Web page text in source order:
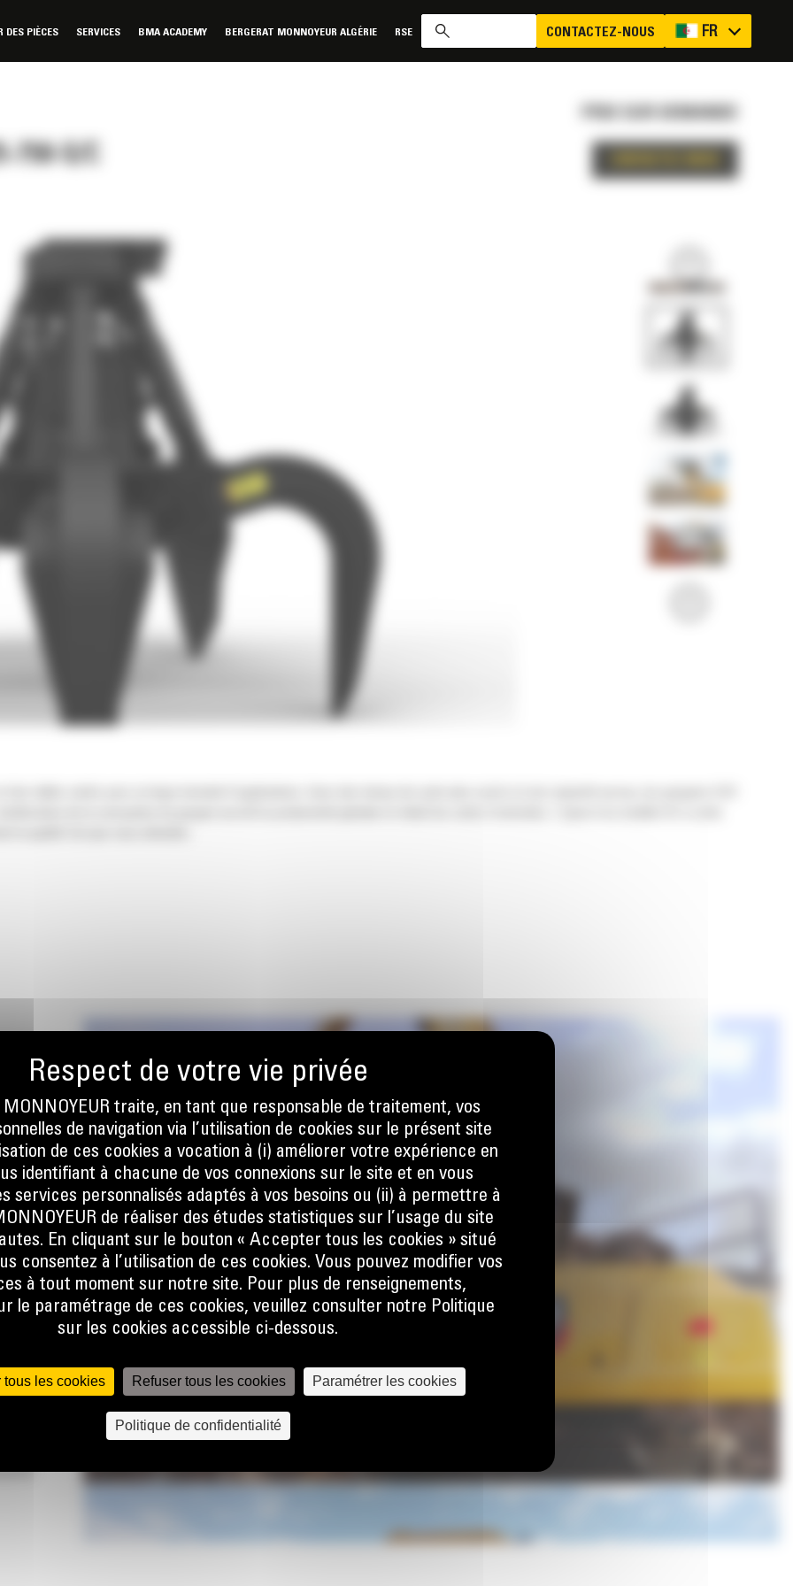
DES PIÈCES SERVICES BMA ACADEMY BERGERAT MONNOYEUR ALGÉRIE RSE CONTACTEZ-NOUS FR
750-S/C
à
MONNOYEUR traite, en tant que responsable de traitement, vos
de navigation via l’utilisation de cookies sur le présent site
de ces cookies a vocation à (i) améliorer votre expérience en
identifiant à chacune de vos connexions sur le site et en vous
services personnalisés adaptés à vos besoins ou (ii) à permettre à
de réaliser des études statistiques sur l’usage du site
En cliquant sur le bouton « Accepter tous les cookies » situé
consentez à l’utilisation de ces cookies. Vous pouvez modifier vos
à tout moment sur notre site. Pour plus de renseignements,
le paramétrage de ces cookies, veuillez consulter notre Politique
sur les cookies accessible ci-dessous.
tous les cookies Refuser tous les cookies Paramétrer les cookies
Politique de confidentialité